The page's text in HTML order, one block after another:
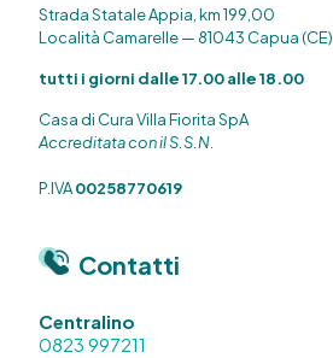
Strada Statale Appia, km 199,00
Località Camarelle — 81043 Capua (CE)
tutti i giorni dalle 17.00 alle 18.00
Casa di Cura Villa Fiorita SpA
Accreditata con il S.S.N.
P.IVA00258770619
Contatti
Centralino
0823 997211